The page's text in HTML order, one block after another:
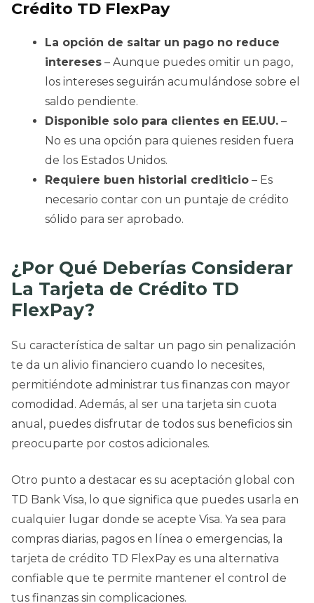
Crédito TD FlexPay
La opción de saltar un pago no reduce
intereses – Aunque puedes omitir un pago,
los intereses seguirán acumulándose sobre el
saldo pendiente.
Disponible solo para clientes en EE.UU. –
No es una opción para quienes residen fuera
de los Estados Unidos.
Requiere buen historial crediticio – Es
necesario contar con un puntaje de crédito
sólido para ser aprobado.
¿Por Qué Deberías Considerar
La Tarjeta de Crédito TD
FlexPay?
Su característica de saltar un pago sin penalización
te da un alivio financiero cuando lo necesites,
permitiéndote administrar tus finanzas con mayor
comodidad. Además, al ser una tarjeta sin cuota
anual, puedes disfrutar de todos sus beneficios sin
preocuparte por costos adicionales.
Otro punto a destacar es su aceptación global con
TD Bank Visa, lo que significa que puedes usarla en
cualquier lugar donde se acepte Visa. Ya sea para
compras diarias, pagos en línea o emergencias, la
tarjeta de crédito TD FlexPay es una alternativa
confiable que te permite mantener el control de
tus finanzas sin complicaciones.